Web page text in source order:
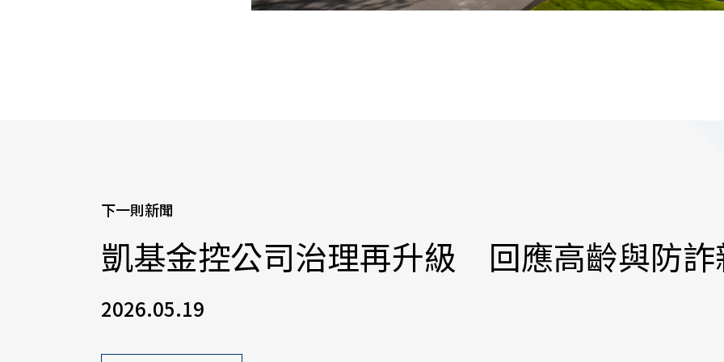
下一則新聞
凱基金控公司治理再升級 回應高齡與防詐
2026.05.19